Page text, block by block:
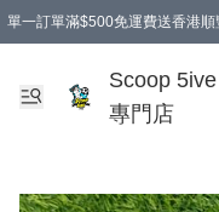
單一訂單滿$500免運費送香港
Scoop
專門店